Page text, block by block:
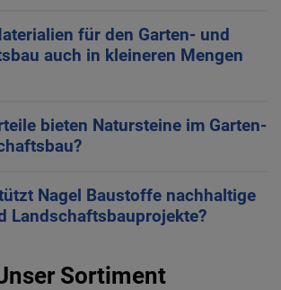
für den Garten- und
auch in kleineren Mengen
bieten Natursteine im Garten-
Nagel Baustoffe nachhaltige
Landschaftsbauprojekte?
Sortiment